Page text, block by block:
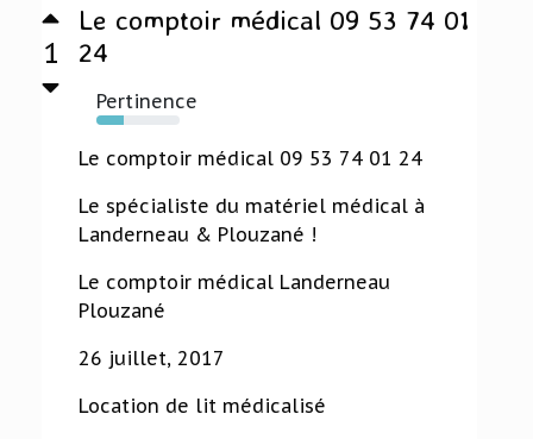
1
Le comptoir médical 09 53 74 01
24
Pertinence
33%
Le comptoir médical 09 53 74 01 24
Le spécialiste du matériel médical à
Landerneau & Plouzané !
Le comptoir médical Landerneau
Plouzané
26 juillet, 2017
Location de lit médicalisé